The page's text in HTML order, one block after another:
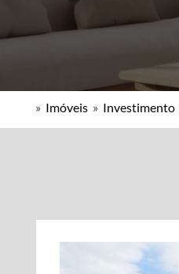
» Imóveis » Investimento